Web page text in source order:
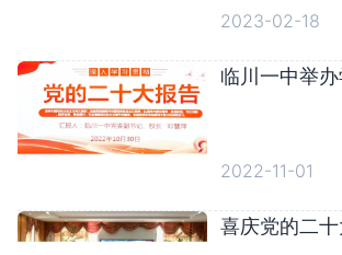
推进会
2023-02-18
临川一中举
2022-11-01
喜庆党的二